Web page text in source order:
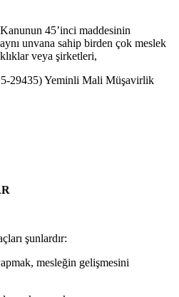
45’inci maddesinin
unvana sahip birden çok meslek
veya şirketle­ri,
29435) Yeminli Mali Müşavirlik
şunlardır:
mesleğin gelişmesini